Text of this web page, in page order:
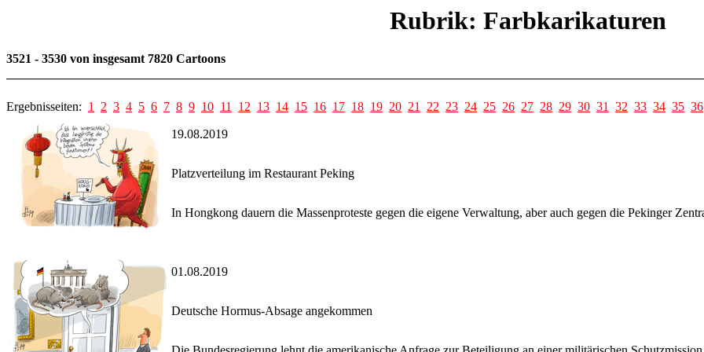
Rubrik: Farbkarikaturen
3521 - 3530 von insgesamt 7820 Cartoons
Ergebnisseiten: 1 2 3 4 5 6 7 8 9 10 11 12 13 14 15 16 17 18 19 20 21 22 23 24 25 26 27 28 29 30 31 32 33 34 35 36
19.08.2019
Platzverteilung im Restaurant Peking
In Hongkong dauern die Massenproteste gegen die eigene Verwaltung, aber auch gegen die Pekinger
01.08.2019
Deutsche Hormus-Absage angekommen